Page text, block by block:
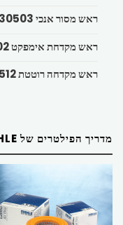
ראש מסור אנכי 430503
ראש מקדחת אימפקט 430502
ראש מקדחה רוטטת 430512
מדריך הפילטרים של MAHLE